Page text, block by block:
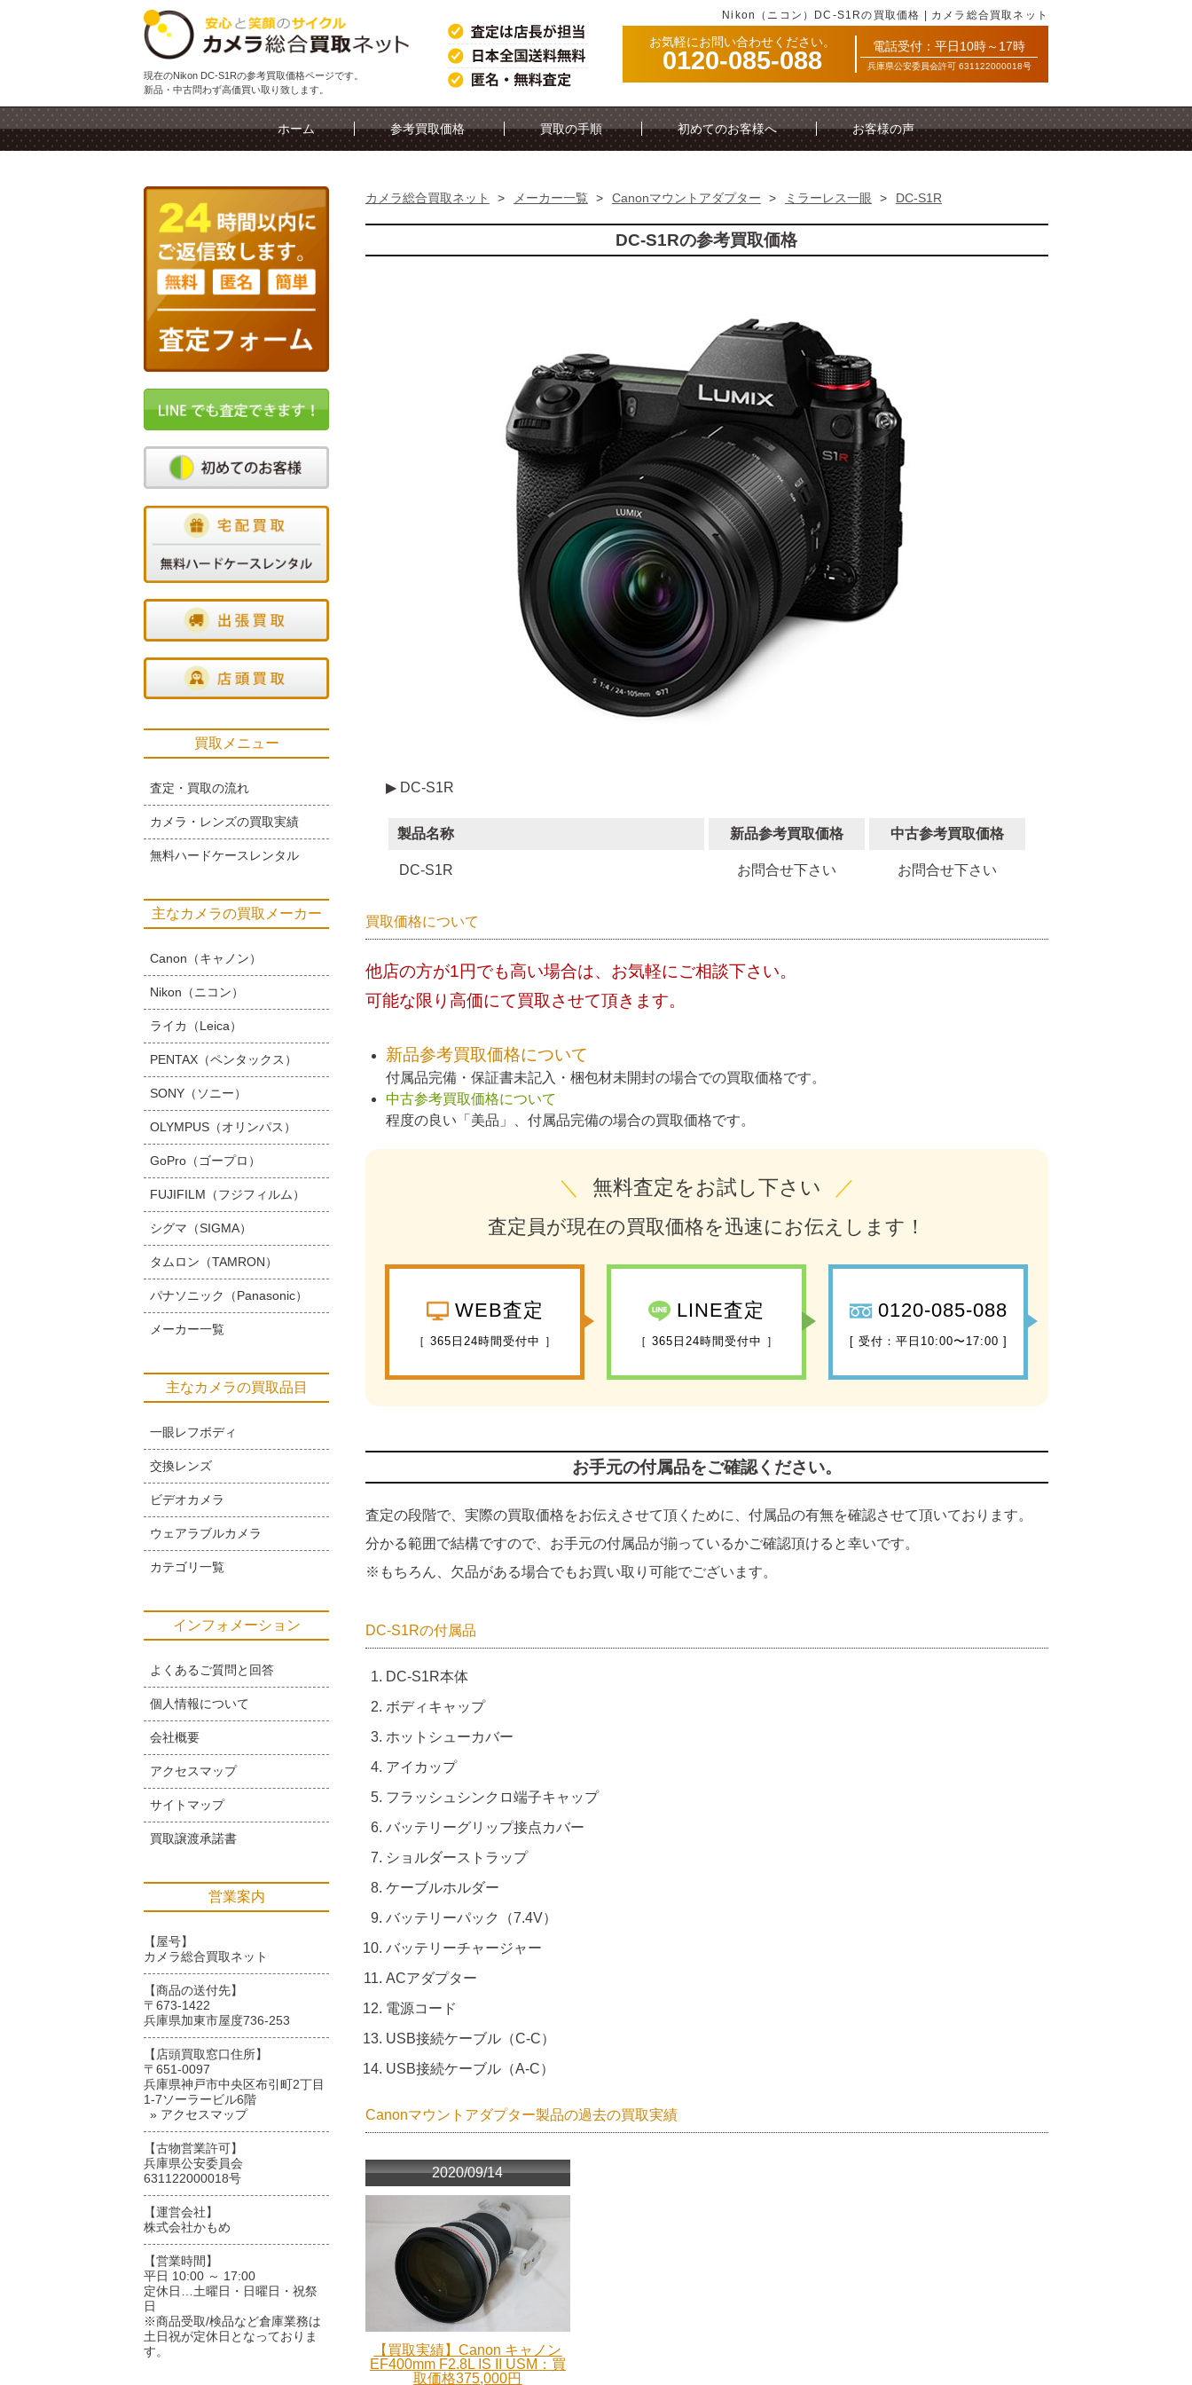
Nikon（ニコン）DC-S1Rの買取価格 | カメラ総合買取ネット
現在のNikon DC-S1Rの参考買取価格ページです。
新品・中古問わず高価買い取り致します。
お気軽にお問い合わせください。
0120-085-088 電話受付：平日10時～17時
兵庫県公安委員会許可 631122000018号
ホーム 参考買取価格 買取の手順 初めてのお客様へ お客様の声
カメラ総合買取ネット > メーカー一覧 > Canonマウントアダプター > ミラーレス一眼 > DC-S1R
DC-S1Rの参考買取価格
▶ DC-S1R
製品名称 新品参考買取価格 中古参考買取価格
DC-S1R お問合せ下さい お問合せ下さい
買取価格について
他店の方が1円でも高い場合は、お気軽にご相談下さい。
可能な限り高価にて買取させて頂きます。
新品参考買取価格について
付属品完備・保証書未記入・梱包材未開封の場合での買取価格です。
中古参考買取価格について
程度の良い「美品」、付属品完備の場合の買取価格です。
＼ 無料査定をお試し下さい ／
査定員が現在の買取価格を迅速にお伝えします！
WEB査定
［ 365日24時間受付中 ］
LINE査定
［ 365日24時間受付中 ］
0120-085-088
[ 受付：平日10:00〜17:00 ]
お手元の付属品をご確認ください。
査定の段階で、実際の買取価格をお伝えさせて頂くために、付属品の有無を確認させて頂いております。
分かる範囲で結構ですので、お手元の付属品が揃っているかご確認頂けると幸いです。
※もちろん、欠品がある場合でもお買い取り可能でございます。
DC-S1Rの付属品
DC-S1R本体
ボディキャップ
ホットシューカバー
アイカップ
フラッシュシンクロ端子キャップ
バッテリーグリップ接点カバー
ショルダーストラップ
ケーブルホルダー
バッテリーパック（7.4V）
バッテリーチャージャー
ACアダプター
電源コード
USB接続ケーブル（C-C）
USB接続ケーブル（A-C）
Canonマウントアダプター製品の過去の買取実績
2020/09/14
【買取実績】Canon キャノン
EF400mm F2.8L IS II USM：買
取価格375,000円
買取メニュー
査定・買取の流れ
カメラ・レンズの買取実績
無料ハードケースレンタル
主なカメラの買取メーカー
Canon（キャノン）
Nikon（ニコン）
ライカ（Leica）
PENTAX（ペンタックス）
SONY（ソニー）
OLYMPUS（オリンパス）
GoPro（ゴープロ）
FUJIFILM（フジフィルム）
シグマ（SIGMA）
タムロン（TAMRON）
パナソニック（Panasonic）
メーカー一覧
主なカメラの買取品目
一眼レフボディ
交換レンズ
ビデオカメラ
ウェアラブルカメラ
カテゴリ一覧
インフォメーション
よくあるご質問と回答
個人情報について
会社概要
アクセスマップ
サイトマップ
買取譲渡承諾書
営業案内
【屋号】
カメラ総合買取ネット
【商品の送付先】
〒673-1422
兵庫県加東市屋度736-253
【店頭買取窓口住所】
〒651-0097
兵庫県神戸市中央区布引町2丁目
1-7ソーラービル6階
» アクセスマップ
【古物営業許可】
兵庫県公安委員会
631122000018号
【運営会社】
株式会社かもめ
【営業時間】
平日 10:00 ～ 17:00
定休日…土曜日・日曜日・祝祭
日
※商品受取/検品など倉庫業務は
土日祝が定休日となっておりま
す。